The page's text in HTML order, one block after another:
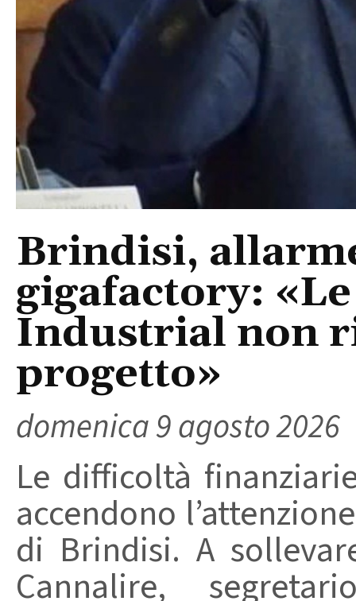
Brindisi,
gigafactory:
Industrial non
progetto»
domenica 9 agosto 2026
Le difficoltà
accendono
di Brindisi. A
Cannalire,